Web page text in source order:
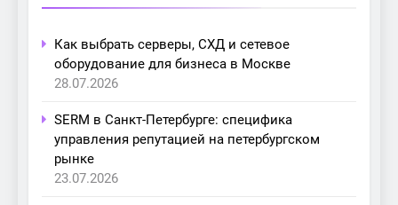
Как выбрать серверы, СХД и сетевое
оборудование для бизнеса в Москве
28.07.2026
SERM в Санкт-Петербурге: специфика
управления репутацией на петербургском
рынке
23.07.2026